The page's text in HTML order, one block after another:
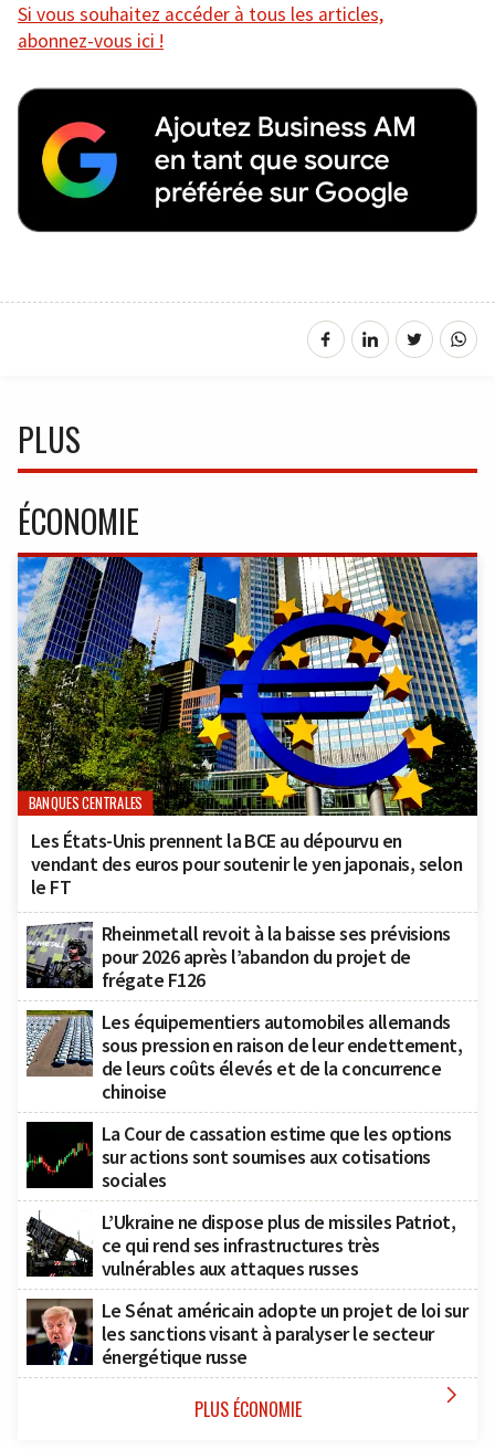
Si vous souhaitez accéder à tous les articles,
abonnez-vous ici !
PLUS
ÉCONOMIE
BANQUES CENTRALES
Les États-Unis prennent la BCE au dépourvu en
vendant des euros pour soutenir le yen japonais, selon
le FT
Rheinmetall revoit à la baisse ses prévisions
pour 2026 après l’abandon du projet de
frégate F126
Les équipementiers automobiles allemands
sous pression en raison de leur endettement,
de leurs coûts élevés et de la concurrence
chinoise
La Cour de cassation estime que les options
sur actions sont soumises aux cotisations
sociales
L’Ukraine ne dispose plus de missiles Patriot,
ce qui rend ses infrastructures très
vulnérables aux attaques russes
Le Sénat américain adopte un projet de loi sur
les sanctions visant à paralyser le secteur
énergétique russe
PLUS ÉCONOMIE 